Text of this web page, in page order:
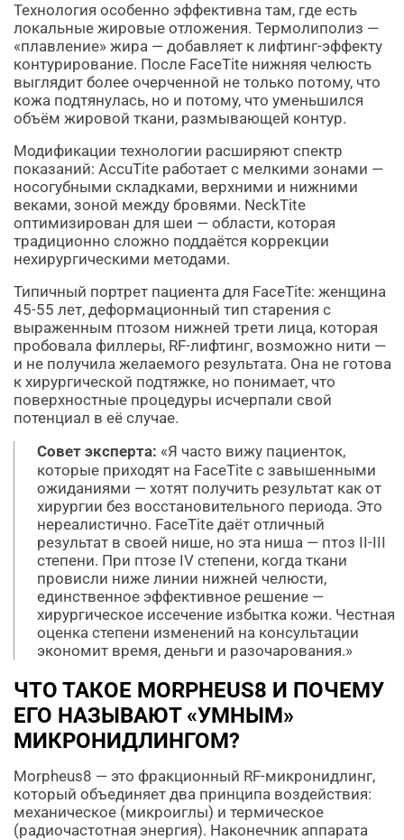
Технология особенно эффективна там, где есть
локальные жировые отложения. Термолиполиз —
«плавление» жира — добавляет к лифтинг-эффекту
контурирование. После FaceTite нижняя челюсть
выглядит более очерченной не только потому, что
кожа подтянулась, но и потому, что уменьшился
объём жировой ткани, размывающей контур.
Модификации технологии расширяют спектр
показаний: AccuTite работает с мелкими зонами —
носогубными складками, верхними и нижними
веками, зоной между бровями. NeckTite
оптимизирован для шеи — области, которая
традиционно сложно поддаётся коррекции
нехирургическими методами.
Типичный портрет пациента для FaceTite: женщина
45-55 лет, деформационный тип старения с
выраженным птозом нижней трети лица, которая
пробовала филлеры, RF-лифтинг, возможно нити —
и не получила желаемого результата. Она не готова
к хирургической подтяжке, но понимает, что
поверхностные процедуры исчерпали свой
потенциал в её случае.
Совет эксперта: «Я часто вижу пациенток,
которые приходят на FaceTite с завышенными
ожиданиями — хотят получить результат как от
хирургии без восстановительного периода. Это
нереалистично. FaceTite даёт отличный
результат в своей нише, но эта ниша — птоз II-III
степени. При птозе IV степени, когда ткани
провисли ниже линии нижней челюсти,
единственное эффективное решение —
хирургическое иссечение избытка кожи. Честная
оценка степени изменений на консультации
экономит время, деньги и разочарования.»
ЧТО ТАКОЕ MORPHEUS8 И ПОЧЕМУ
ЕГО НАЗЫВАЮТ «УМНЫМ»
МИКРОНИДЛИНГОМ?
Morpheus8 — это фракционный RF-микронидлинг,
который объединяет два принципа воздействия:
механическое (микроиглы) и термическое
(радиочастотная энергия). Наконечник аппарата